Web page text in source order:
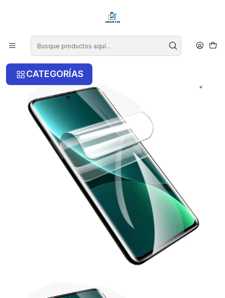
CATEGORÍAS
Inicio Xiaomi
Xiaomi Note 13 Pro Plus 5G
Lamina De Hidrogel Para Xiaomi Note 13 Pro Plus 5G